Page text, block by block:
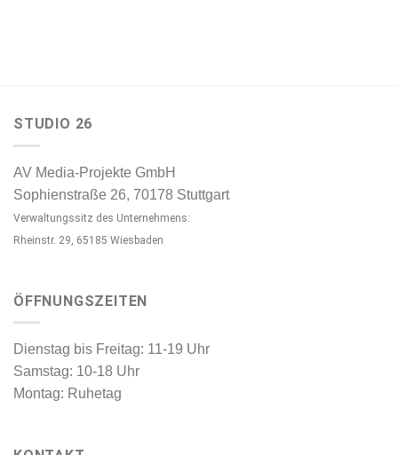
STUDIO 26
AV Media-Projekte GmbH
Sophienstraße 26, 70178 Stuttgart
Verwaltungssitz des Unternehmens:
Rheinstr. 29, 65185 Wiesbaden
ÖFFNUNGSZEITEN
Dienstag bis Freitag: 11-19 Uhr
Samstag: 10-18 Uhr
Montag: Ruhetag